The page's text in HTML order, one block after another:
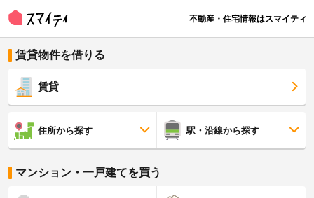
不動産・住宅情報はスマイティ
賃貸物件を借りる
賃貸
住所から探す 駅・沿線から探す
マンション・一戸建てを買う